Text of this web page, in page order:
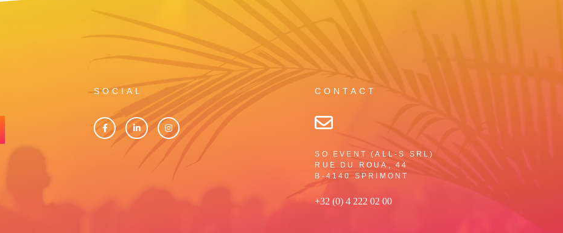
SOCIAL CONTACT
SO EVENT (ALL-S SRL)
RUE DU ROUA, 44
B-4140 SPRIMONT
+32 (0) 4 222 02 00